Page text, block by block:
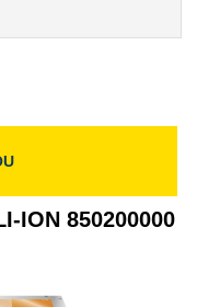
ION 850200000